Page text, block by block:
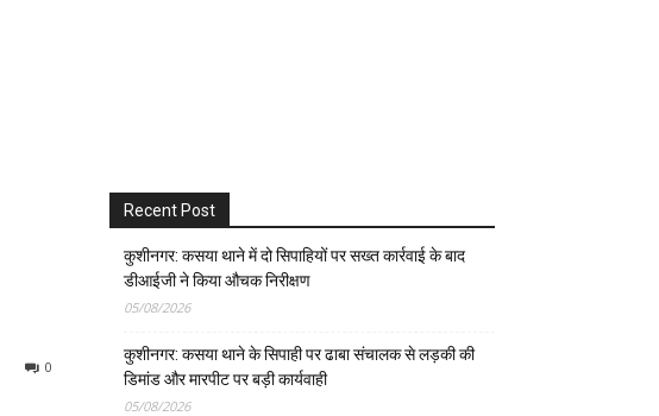
0
Recent Post
कुशीनगर: कसया थाने में दो सिपाहियों पर सख्त कार्रवाई के बाद
डीआईजी ने किया औचक निरीक्षण
05/08/2026
कुशीनगर: कसया थाने के सिपाही पर ढाबा संचालक से लड़की की
डिमांड और मारपीट पर बड़ी कार्यवाही
05/08/2026